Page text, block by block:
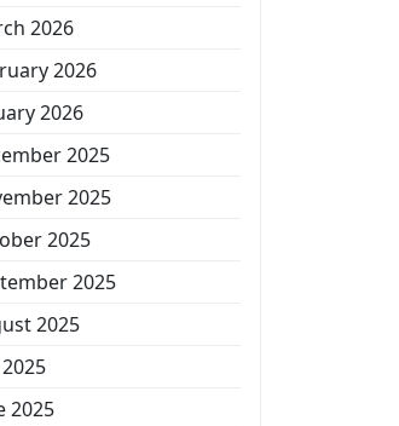
2026
2026
2026
2025
2025
2025
2025
2025
2025
2025